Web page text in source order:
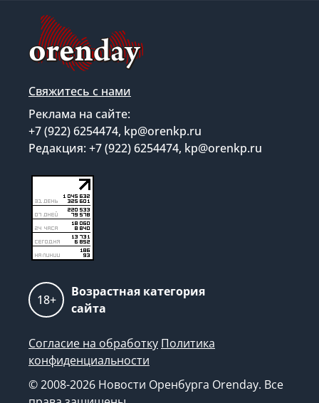
Свяжитесь с нами
Реклама на сайте:
+7 (922) 6254474, kp@orenkp.ru
Редакция: +7 (922) 6254474, kp@orenkp.ru
18+
Возрастная категория
сайта
Согласие на обработку Политика
конфиденциальности
© 2008-2026 Новости Оренбурга Orenday. Все